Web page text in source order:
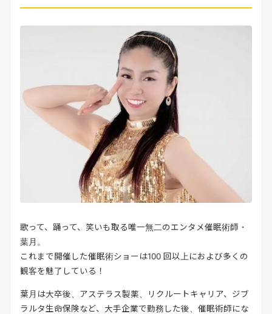
歌って、踊って、笑いも取る唯一無二のエンタメ催眠術師・
葉月。
これまで開催した催眠術ショーは100 回以上におよび多くの
観客を魅了している！
葉月は大卒後、アステラス製薬、リクルートキャリア、ジブ
ラルタ生命保険など、大手企業で勤務した後、催眠術師にな